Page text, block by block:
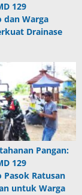
129
dan Warga
Drainase
Pangan:
129
Pasok Ratusan
untuk Warga